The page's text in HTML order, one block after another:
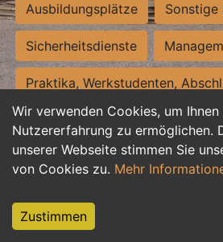
Wir verwenden Cookies, um Ihnen
Nutzererfahrung zu ermöglichen.
unserer Webseite stimmen Sie
von Cookies zu. Mehr
Zustimmen
Ausbildungsplätze Sonstige
Sicherheitsdienste
Praktika, Werkstudenten,
Personalwesen Assistenz,
Hilfskräfte, Aushilfs- und
Weiterbildung, Studium, duale